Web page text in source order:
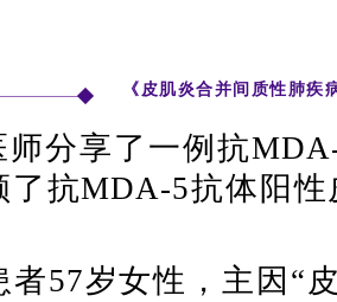
《 皮肌炎合并 间质性肺疾
分享了一例 抗
了抗MDA-5抗体阳
者57岁女性，主 因 “